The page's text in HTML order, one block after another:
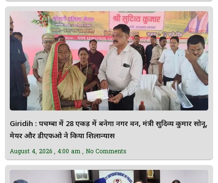
Giridih : पचम्बा में 28 एकड़ में बनेगा नगर वन, मंत्री सुदिव्य कुमार सोनू,
मेयर और डीएफओ ने किया शिलान्यास
August 4, 2026 4:00 am No Comments